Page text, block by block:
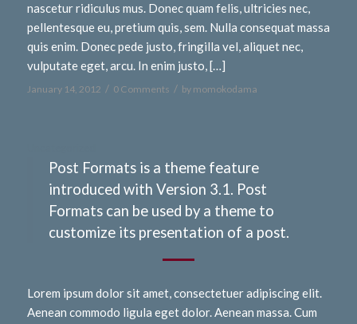
nascetur ridiculus mus. Donec quam felis, ultricies nec,
pellentesque eu, pretium quis, sem. Nulla consequat massa
quis enim. Donec pede justo, fringilla vel, aliquet nec,
vulputate eget, arcu. In enim justo, […]
January 14, 2012 / 0 Comments / by momokodama
Post Formats is a theme feature
introduced with Version 3.1. Post
Formats can be used by a theme to
customize its presentation of a post.
Lorem ipsum dolor sit amet, consectetuer adipiscing elit.
Aenean commodo ligula eget dolor. Aenean massa. Cum